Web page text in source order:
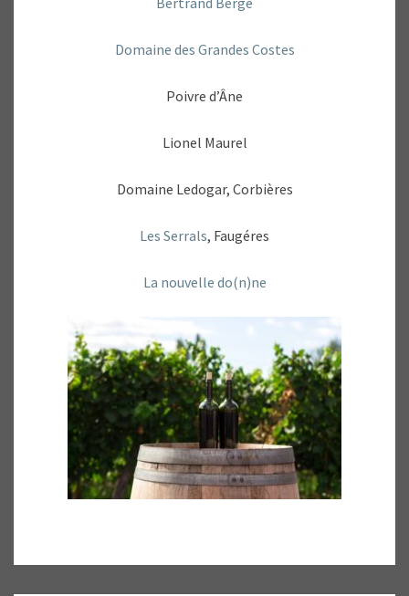
Domaine des Grandes Costes
Poivre d’Âne
Lionel Maurel
Domaine Ledogar, Corbières
Les Serrals, Faugéres
La nouvelle do(n)ne